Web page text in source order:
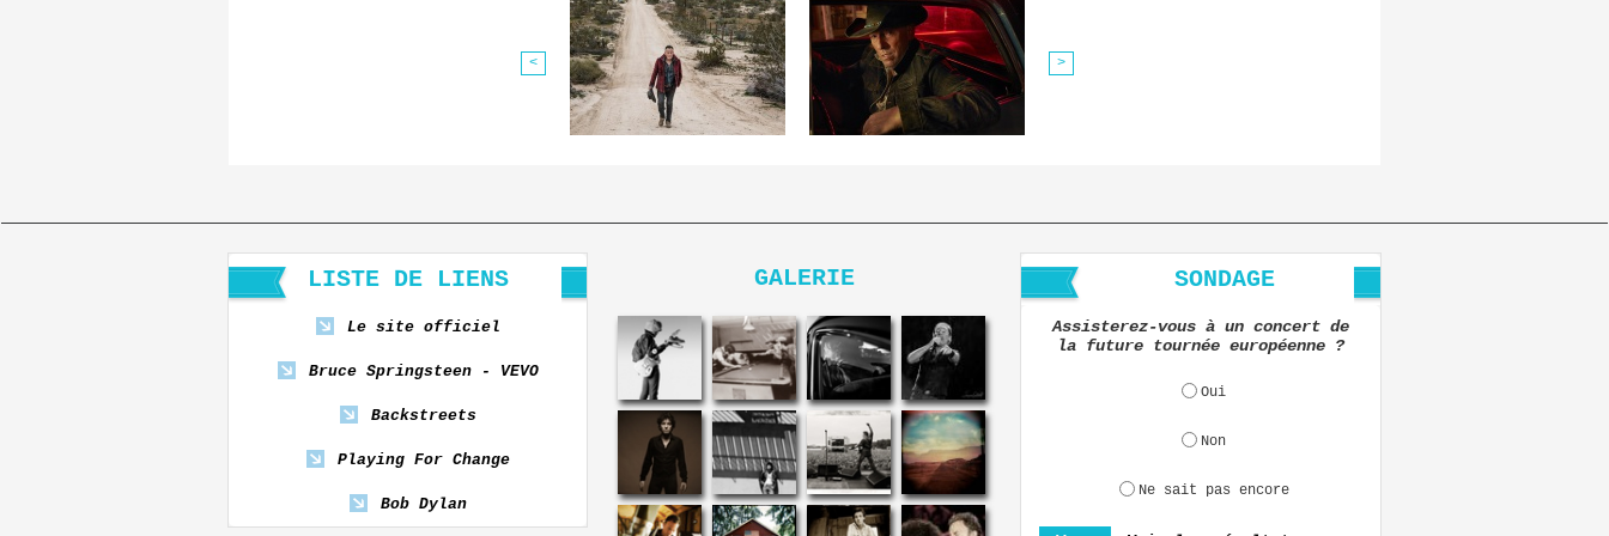
< >
LISTE DE LIENS
Le site officiel
Bruce Springsteen - VEVO
Backstreets
Playing For Change
Bob Dylan
GALERIE SONDAGE
Assisterez-vous à un concert de
la future tournée européenne ?
Oui
Non
Ne sait pas encore